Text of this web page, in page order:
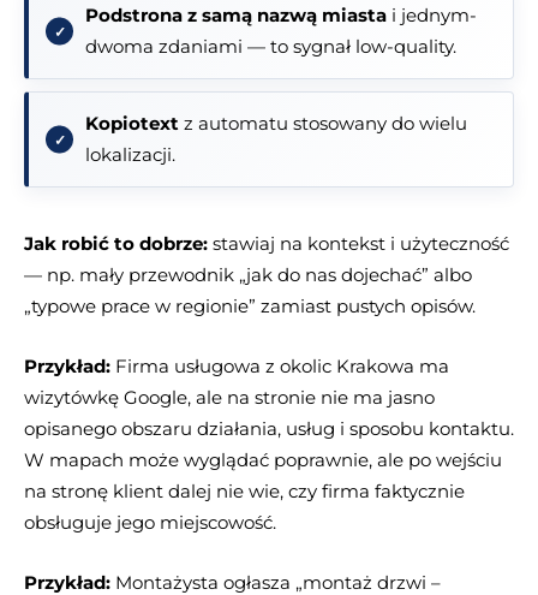
Podstrona z samą nazwą miasta i jednym-
dwoma zdaniami — to sygnał low-quality.
Kopiotext z automatu stosowany do wielu
lokalizacji.
Jak robić to dobrze: stawiaj na kontekst i użyteczność
— np. mały przewodnik „jak do nas dojechać” albo
„typowe prace w regionie” zamiast pustych opisów.
Przykład: Firma usługowa z okolic Krakowa ma
wizytówkę Google, ale na stronie nie ma jasno
opisanego obszaru działania, usług i sposobu kontaktu.
W mapach może wyglądać poprawnie, ale po wejściu
na stronę klient dalej nie wie, czy firma faktycznie
obsługuje jego miejscowość.
Przykład: Montażysta ogłasza „montaż drzwi –